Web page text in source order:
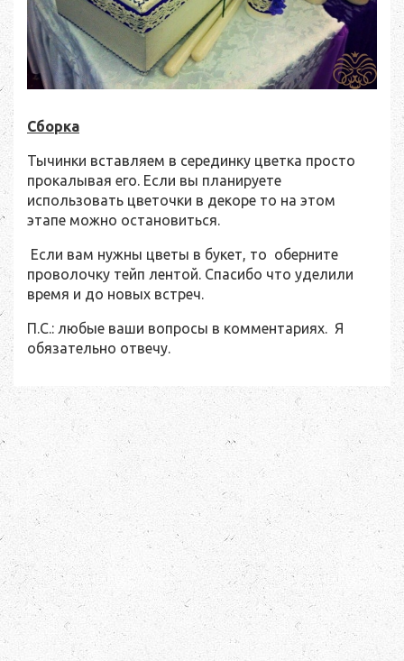
Сборка
Тычинки вставляем в серединку цветка просто
прокалывая его. Если вы планируете
использовать цветочки в декоре то на этом
этапе можно остановиться.
Если вам нужны цветы в букет, то оберните
проволочку тейп лентой. Спасибо что уделили
время и до новых встреч.
П.С.: любые ваши вопросы в комментариях. Я
обязательно отвечу.